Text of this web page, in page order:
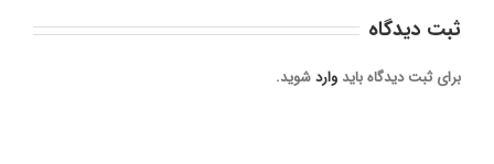
ثبت ديدگاه
برای ثبت دیدگاه باید واردشوید.